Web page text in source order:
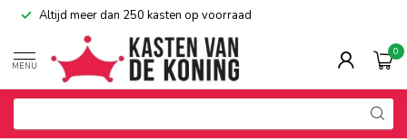
Altijd meer dan 250 kasten op voorraad
MENU
0